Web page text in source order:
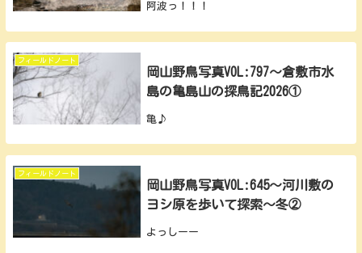
阿波っ！！！
フィールドノート
岡山野鳥写真VOL:797～倉敷市水
島の亀島山の探鳥記2026①
亀♪
フィールドノート
岡山野鳥写真VOL:645～河川敷の
ヨシ原を歩いて探索～冬②
よっしーー